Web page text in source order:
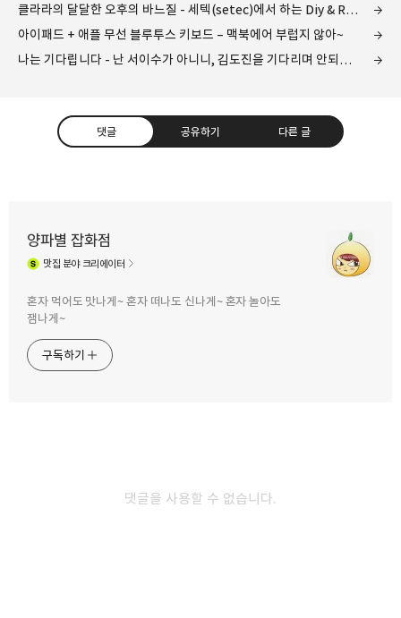
클라라의 달달한 오후의 바느질 - 세텍(setec)에서 하는 Diy & Reform Show 2012 전시회를 가다
아이패드 + 애플 무선 블루투스 키보드 – 맥북에어 부럽지 않아~
나는 기다립니다 - 난 서이수가 아니니, 김도진을 기다리며 안되겠지!!
댓글 공유하기 다른 글
양파별 잡화점
맛집 분야 크리에이터
혼자 먹어도 맛나게~ 혼자 떠나도 신나게~ 혼자 놀아도
잼나게~
구독하기
댓글을 사용할 수 없습니다.
Sting – shape of my heart - 가을에 가장 어울리는 노래 아직은